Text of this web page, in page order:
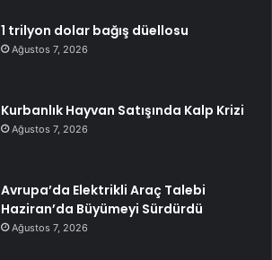
1 trilyon dolar bağış düellosu
Ağustos 7, 2026
Kurbanlık Hayvan Satışında Kalp Krizi
Ağustos 7, 2026
Avrupa’da Elektrikli Araç Talebi
Haziran’da Büyümeyi Sürdürdü
Ağustos 7, 2026